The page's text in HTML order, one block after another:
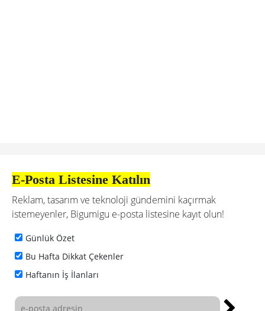
E-Posta Listesine Katılın
Reklam, tasarım ve teknoloji gündemini kaçırmak
istemeyenler, Bigumigu e-posta listesine kayıt olun!
Günlük Özet
Bu Hafta Dikkat Çekenler
Haftanın İş İlanları